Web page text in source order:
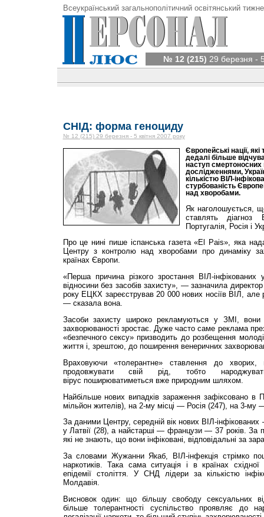
Всеукраїнський загальнополітичний освітянський
№ 12 (215) 29 березня -
СНІД: форма геноциду
№ 12 (215) 29 березня - 5 квітня 2007 року
Європейські нації,
дедалі більше
наступ смертоносних
дослідженнями,
кількістю ВІЛ-
стурбованість
над хворобами.
Як наголошується,
ставлять
Португалія, Росія і
Про це нині пише іспанська газета «El Pais», яка
Центру з контролю над хворобами про динаміку
країнах Європи.
«Перша причина різкого зростання ВІЛ-інфікованих
відносини без засобів захисту», — зазначила
року ЕЦКХ зареєстрував 20 000 нових носіїв ВІЛ,
— сказала вона.
Засоби захисту широко рекламуються у ЗМІ, вони
захворюваності зростає. Дуже часто саме реклама
«безпечного сексу» призводить до розбещення
життя і, зрештою, до поширення венеричних
Враховуючи «толерантне» ставлення до
продовжувати свій рід, тобто
вірус поширюватиметься вже природним шляхом.
Найбільше нових випадків зараження зафіксовано в
мільйон жителів), на 2-му місці — Росія (247), на 3-му
За даними Центру, середній вік нових ВІЛ-
у Латвії (28), а найстарші — французи — 37 років. За
які не знають, що вони інфіковані, відповідальні за
За словами Жужанни Якаб, ВІЛ-інфекція стрімко
наркотиків. Така сама ситуація і в країнах
епідемії століття. У СНД лідери за кількістю
Молдавія.
Висновок один: що більшу свободу сексуальних
більше толерантності суспільство проявляє до